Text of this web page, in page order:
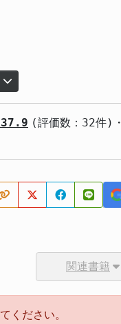
37.9 (評価数：32件)・
関連書籍
ください。